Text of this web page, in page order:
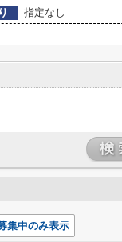
指定なし
集中のみ表示